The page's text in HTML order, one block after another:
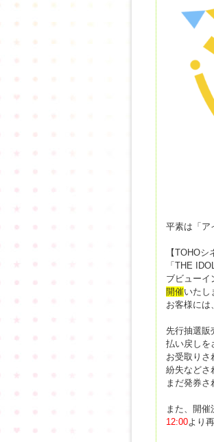
平素は「ア
【TOHO
「THE
ブビューイ
開催いたし
お客様には
先行抽選販
払い戻しを
お受取りさ
紛失などさ
まだ発券さ
また、開
12:00より